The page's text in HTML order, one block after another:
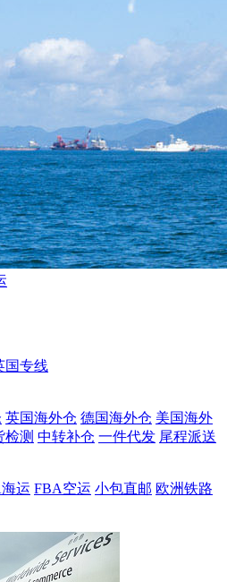
国专线
英国海外仓 德国海外仓 美国海外
检测 中转补仓 一件代发 尾程派送
运 FBA空运 小包直邮 欧洲铁路